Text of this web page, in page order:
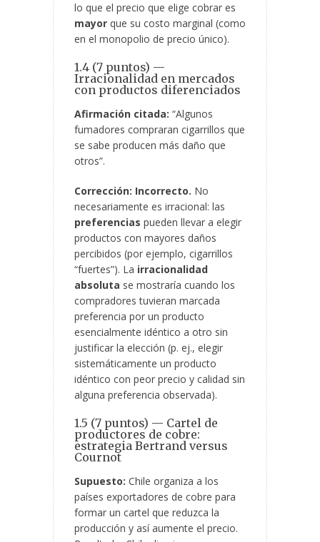
lo que el precio que elige cobrar es
mayor que su costo marginal (como
en el monopolio de precio único).
1.4 (7 puntos) —
Irracionalidad en mercados
con productos diferenciados
Afirmación citada: “Algunos
fumadores compraran cigarrillos que
se sabe producen más daño que
otros”.
Corrección: Incorrecto. No
necesariamente es irracional: las
preferencias pueden llevar a elegir
productos con mayores daños
percibidos (por ejemplo, cigarrillos
“fuertes”). La irracionalidad
absoluta se mostraría cuando los
compradores tuvieran marcada
preferencia por un producto
esencialmente idéntico a otro sin
justificar la elección (p. ej., elegir
sistemáticamente un producto
idéntico con peor precio y calidad sin
alguna preferencia observada).
1.5 (7 puntos) — Cartel de
productores de cobre:
estrategia Bertrand versus
Cournot
Supuesto: Chile organiza a los
países exportadores de cobre para
formar un cartel que reduzca la
producción y así aumente el precio.